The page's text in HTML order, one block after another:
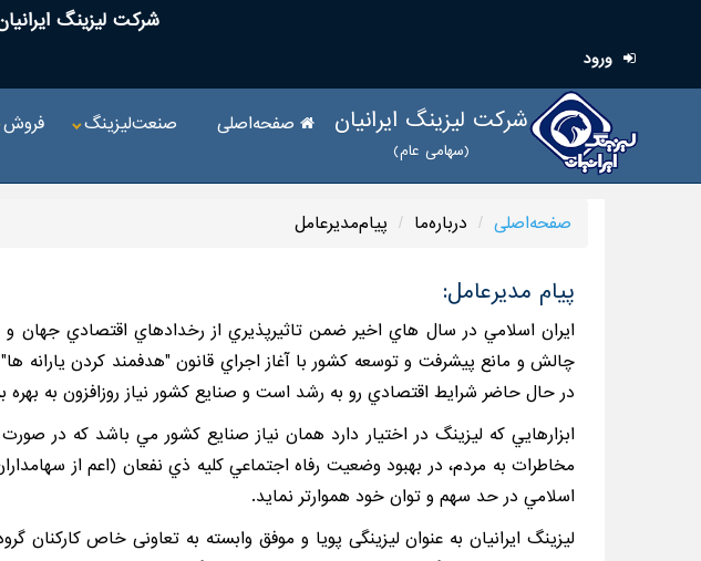
شرکت لیزینگ
ورود
شرکت لیزینگ ایرانیان
(سهامی عام)
صفحه‌اصلی صنعت‌لیزینگ فروش
صفحه‌اصلی درباره‌ما پیام‌مدیر‌عامل
پیام مدیرعامل:
ايران اسلامي در سال هاي اخير ضمن تاثيرپذيري از رخدادهاي اقتصادي جهان و
چالش و مانع پيشرفت و توسعه كشور با آغاز اجراي قانون "هدفمند كردن يارانه
در حال حاضر شرايط اقتصادي رو به رشد است و صنايع كشور نياز روزافزون به
ابزارهايي كه ليزينگ در اختيار دارد همان نياز صنايع كشور مي باشد كه
مخاطرات به مردم، در بهبود وضعيت رفاه اجتماعي كليه ذي نفعان (اعم از
اسلامي در حد سهم و توان خود هموارتر نمايد.